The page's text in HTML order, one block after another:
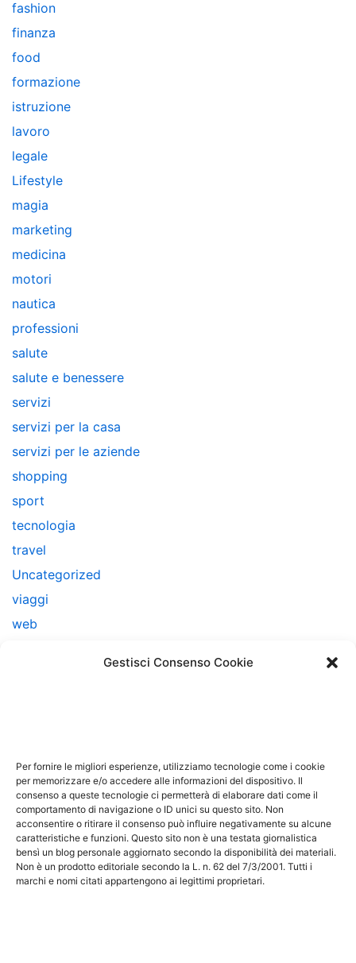
Gestisci Consenso Cookie
Per fornire le migliori esperienze, utilizziamo tecnologie come i cookie
per memorizzare e/o accedere alle informazioni del dispositivo. Il
consenso a queste tecnologie ci permetterà di elaborare dati come il
comportamento di navigazione o ID unici su questo sito. Non
acconsentire o ritirare il consenso può influire negativamente su alcune
caratteristiche e funzioni. Questo sito non è una testata giornalistica
bensì un blog personale aggiornato secondo la disponibilità dei materiali.
Non è un prodotto editoriale secondo la L. n. 62 del 7/3/2001. Tutti i
marchi e nomi citati appartengono ai legittimi proprietari.
fashion
finanza
food
formazione
istruzione
lavoro
legale
Lifestyle
magia
marketing
medicina
motori
nautica
professioni
salute
salute e benessere
servizi
servizi per la casa
servizi per le aziende
shopping
sport
tecnologia
travel
Uncategorized
viaggi
web
disponibilità e la reperibilità dei materiali. Pertanto non
può essere considerato in alcun modo un prodotto
editoriale ai sensi della L. n. 62 del 7/3/2001. Tutti i
marchi riportati appartengono ai legittimi proprietari;
marchi di terzi, nomi di prodotti, nomi commerciali,
nomi corporativi e società citati possono essere